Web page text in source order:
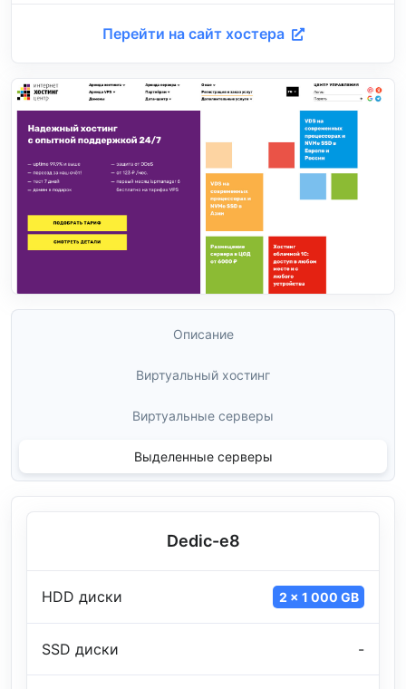
Перейти на сайт хостера
Описание
Виртуальный хостинг
Виртуальные серверы
Выделенные серверы
Dedic-e8
HDD диски 2 x 1 000 GB
SSD диски -